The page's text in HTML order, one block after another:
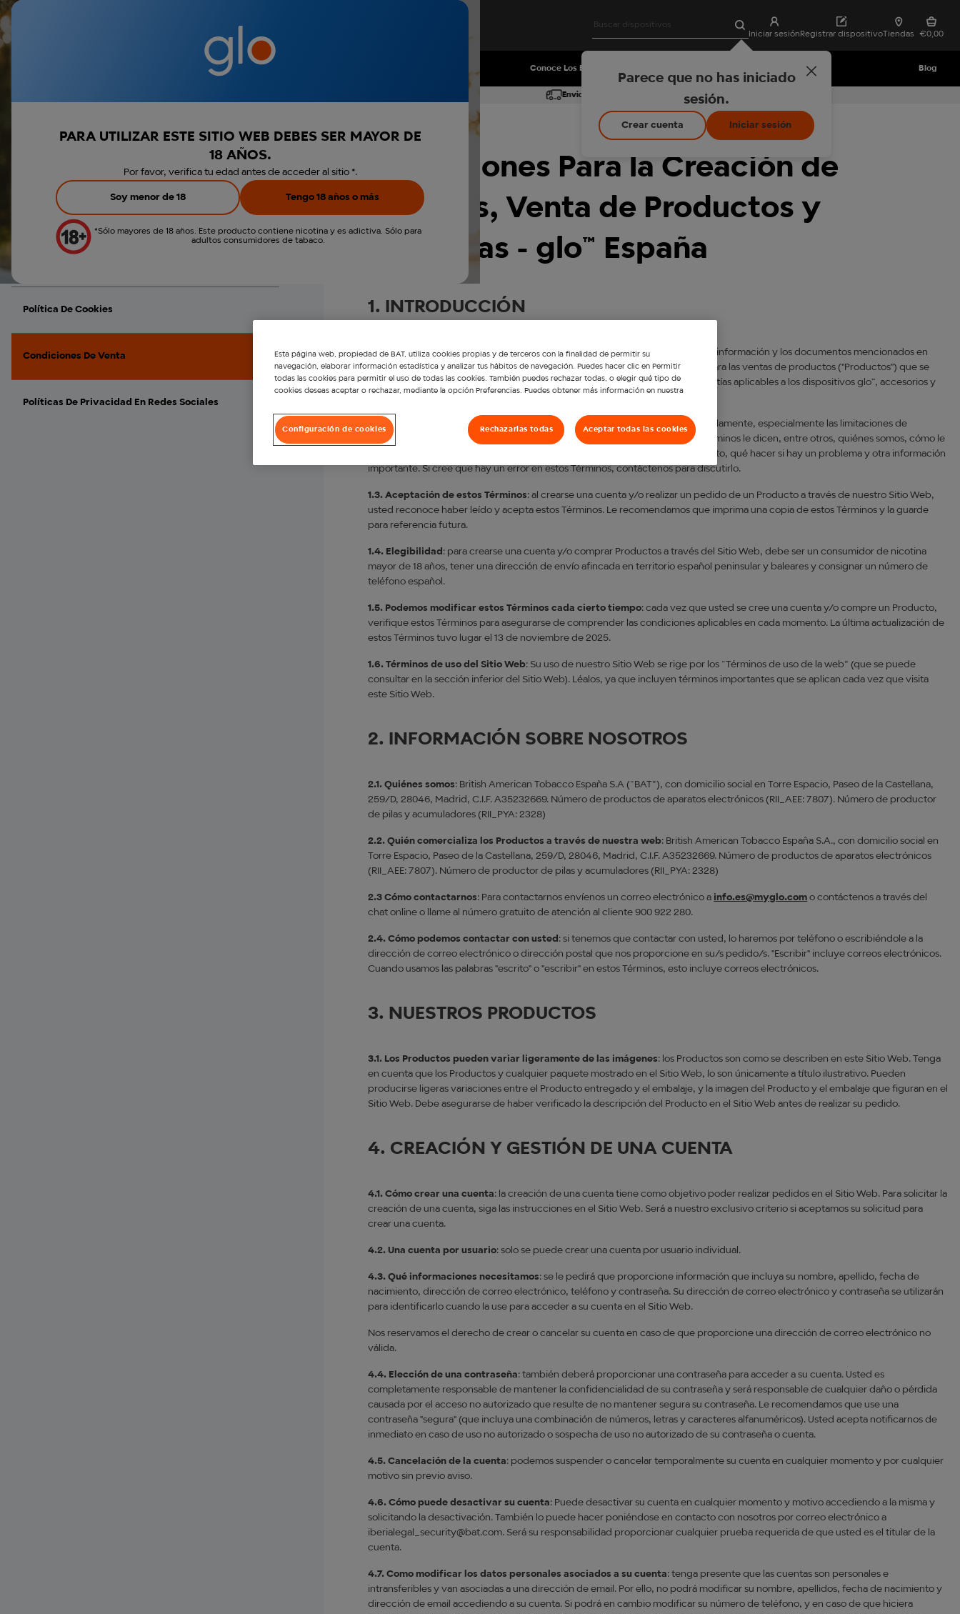
Borrar búsqueda
Buscar
Iniciar sesión
Parece que no has iniciado
sesión.
Crear cuenta Iniciar sesión
Registrar dispositivo Tiendas €0,00
Sticks veo™ Conoce Los Beneficios Blog
Envio gratis por la compra de Hyper Pro
Términos Y Condiciones
Política De Privacidad
Política De Cookies
Condiciones De Venta
Políticas De Privacidad En Redes Sociales
Condiciones Para la Creación de
Cuentas, Venta de Productos y
Garantias - glo™ España
1. INTRODUCCIÓN
1.1. Qué cubren estos términos : estos términos ("Términos"), junto con toda la información y los documentos mencionados en
ellos, rigen todas las condiciones para la creación de cuentas y condiciones para las ventas de productos ("Productos") que se
realicen a través de este sitio web (el "Sitio Web"). También menciona las garantías aplicables a los dispositivos glo™, accesorios y
unidades de hierbas calentadas veo™.
1.2. Por qué debería leerlos: asegúrese de haber leído estos Términos detenidamente, especialmente las limitaciones de
responsabilidad, antes de crearse una cuenta y/o realizar un pedido. Estos Términos le dicen, entre otros, quiénes somos, cómo le
proporcionaremos Productos, cómo puede modificarse o resolverse el contrato, qué hacer si hay un problema y otra información
importante. Si cree que hay un error en estos Términos, contáctenos para discutirlo.
1.3. Aceptación de estos Términos: al crearse una cuenta y/o realizar un pedido de un Producto a través de nuestro Sitio Web,
usted reconoce haber leído y acepta estos Términos. Le recomendamos que imprima una copia de estos Términos y la guarde
para referencia futura.
1.4. Elegibilidad : para crearse una cuenta y/o comprar Productos a través del Sitio Web, debe ser un consumidor de nicotina
mayor de 18 años, tener una dirección de envío afincada en territorio español peninsular y baleares y consignar un número de
teléfono español.
1.5. Podemos modificar estos Términos cada cierto tiempo: cada vez que usted se cree una cuenta y/o compre un Producto,
verifique estos Términos para asegurarse de comprender las condiciones aplicables en cada momento. La última actualización de
estos Términos tuvo lugar el 13 de noviembre de 2025.
1.6. Términos de uso del Sitio Web: Su uso de nuestro Sitio Web se rige por los “Términos de uso de la web” (que se puede
consultar en la sección inferior del Sitio Web). Léalos, ya que incluyen términos importantes que se aplican cada vez que visita
este Sitio Web.
2. INFORMACIÓN SOBRE NOSOTROS
2.1. Quiénes somos: British American Tobacco España S.A (“BAT”), con domicilio social en Torre Espacio, Paseo de la Castellana,
259/D, 28046, Madrid, C.I.F. A35232669. Número de productos de aparatos electrónicos (RII_AEE: 7807). Número de productor
de pilas y acumuladores (RII_PYA: 2328)
2.2. Quién comercializa los Productos a través de nuestra web: British American Tobacco España S.A., con domicilio social en
Torre Espacio, Paseo de la Castellana, 259/D, 28046, Madrid, C.I.F. A35232669. Número de productos de aparatos electrónicos
(RII_AEE: 7807). Número de productor de pilas y acumuladores (RII_PYA: 2328)
2.3 Cómo contactarnos: Para contactarnos envíenos un correo electrónico a info.es@myglo.com o contáctenos a través del
chat online o llame al número gratuito de atención al cliente 900 922 280.
2.4. Cómo podemos contactar con usted : si tenemos que contactar con usted, lo haremos por teléfono o escribiéndole a la
dirección de correo electrónico o dirección postal que nos proporcione en su/s pedido/s. "Escribir" incluye correos electrónicos.
Cuando usamos las palabras "escrito" o "escribir" en estos Términos, esto incluye correos electrónicos.
3. NUESTROS PRODUCTOS
3.1. Los Productos pueden variar ligeramente de las imágenes: los Productos son como se describen en este Sitio Web. Tenga
en cuenta que los Productos y cualquier paquete mostrado en el Sitio Web, lo son únicamente a título ilustrativo. Pueden
producirse ligeras variaciones entre el Producto entregado y el embalaje, y la imagen del Producto y el embalaje que figuran en el
Sitio Web. Debe asegurarse de haber verificado la descripción del Producto en el Sitio Web antes de realizar su pedido.
4. CREACIÓN Y GESTIÓN DE UNA CUENTA
4.1. Cómo crear una cuenta: la creación de una cuenta tiene como objetivo poder realizar pedidos en el Sitio Web. Para solicitar la
creación de una cuenta, siga las instrucciones en el Sitio Web. Será a nuestro exclusivo criterio si aceptamos su solicitud para
crear una cuenta.
4.2. Una cuenta por usuario: solo se puede crear una cuenta por usuario individual.
4.3. Qué informaciones necesitamos: se le pedirá que proporcione información que incluya su nombre, apellido, fecha de
nacimiento, dirección de correo electrónico, teléfono y contraseña. Su dirección de correo electrónico y contraseña se utilizarán
para identificarlo cuando la use para acceder a su cuenta en el Sitio Web.
Nos reservamos el derecho de crear o cancelar su cuenta en caso de que proporcione una dirección de correo electrónico no
válida.
4.4. Elección de una contraseña: también deberá proporcionar una contraseña para acceder a su cuenta. Usted es
completamente responsable de mantener la confidencialidad de su contraseña y será responsable de cualquier daño o pérdida
causada por el acceso no autorizado que resulte de no mantener segura su contraseña. Le recomendamos que use una
contraseña "segura" (que incluya una combinación de números, letras y caracteres alfanuméricos). Usted acepta notificarnos de
inmediato en caso de uso no autorizado o sospecha de uso no autorizado de su contraseña o cuenta.
4.5. Cancelación de la cuenta: podemos suspender o cancelar temporalmente su cuenta en cualquier momento y por cualquier
motivo sin previo aviso.
4.6. Cómo puede desactivar su cuenta: Puede desactivar su cuenta en cualquier momento y motivo accediendo a la misma y
solicitando la desactivación. También lo puede hacer poniéndose en contacto con nosotros por correo electrónico a
iberialegal_security@bat.com. Será su responsabilidad proporcionar cualquier prueba requerida de que usted es el titular de la
cuenta.
4.7. Como modificar los datos personales asociados a su cuenta: tenga presente que las cuentas son personales e
intransferibles y van asociadas a una dirección de email. Por ello, no podrá modificar su nombre, apellidos, fecha de nacimiento y
dirección de email accediendo a su cuenta. Si podrá en cambio modificar su número de teléfono, y en caso de que hiciera
PARA UTILIZAR ESTE SITIO WEB DEBES SER MAYOR DE
18 AÑOS.
Por favor, verifica tu edad antes de acceder al sitio *.
Soy menor de 18 Tengo 18 años o más
*Sólo mayores de 18 años. Este producto contiene nicotina y es adictiva. Sólo para
adultos consumidores de tabaco.
Esta página web, propiedad de BAT, utiliza cookies propias y de terceros con la finalidad de permitir su
navegación, elaborar información estadística y analizar tus hábitos de navegación. Puedes hacer clic en Permitir
todas las cookies para permitir el uso de todas las cookies. También puedes rechazar todas, o elegir qué tipo de
cookies deseas aceptar o rechazar, mediante la opción Preferencias. Puedes obtener más información en nuestra
Configuración de cookies Rechazarlas todas Aceptar todas las cookies